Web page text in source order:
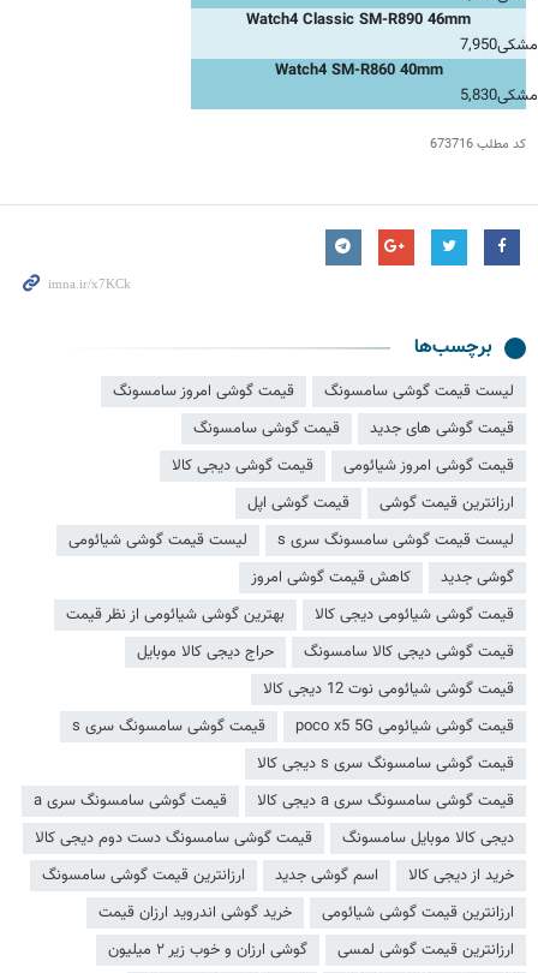
Watch4 Classic SM-R890 46mm
مشکی7,950
Watch4 SM-R860 40mm
مشکی5,830
کد مطلب673716
برچسب‌ها
لیست قیمت گوشی سامسونگ
قیمت گوشی امروز سامسونگ
قیمت گوشی های جدید
قیمت گوشی سامسونگ
قیمت گوشی امروز شیائومی
قیمت گوشی دیجی کالا
ارزانترین قیمت گوشی
قیمت گوشی اپل
لیست قیمت گوشی سامسونگ سری s
لیست قیمت گوشی شیائومی
گوشی جدید
کاهش قیمت گوشی امروز
قیمت گوشی شیائومی دیجی کالا
بهترین گوشی شیائومی از نظر قیمت
قیمت گوشی دیجی کالا سامسونگ
حراج دیجی کالا موبایل
قیمت گوشی شیائومی نوت 12 دیجی کالا
قیمت گوشی شیائومی poco x5 5G
قیمت گوشی سامسونگ سری s
قیمت گوشی سامسونگ سری s دیجی کالا
قیمت گوشی سامسونگ سری a دیجی کالا
قیمت گوشی سامسونگ سری a
دیجی کالا موبایل سامسونگ
قیمت گوشی سامسونگ دست دوم دیجی کالا
خرید از دیجی کالا
اسم گوشی جدید
ارزانترین قیمت گوشی سامسونگ
ارزانترین قیمت گوشی شیائومی
خرید گوشی اندروید ارزان قیمت
ارزانترین قیمت گوشی لمسی
گوشی ارزان و خوب زیر ۲ میلیون